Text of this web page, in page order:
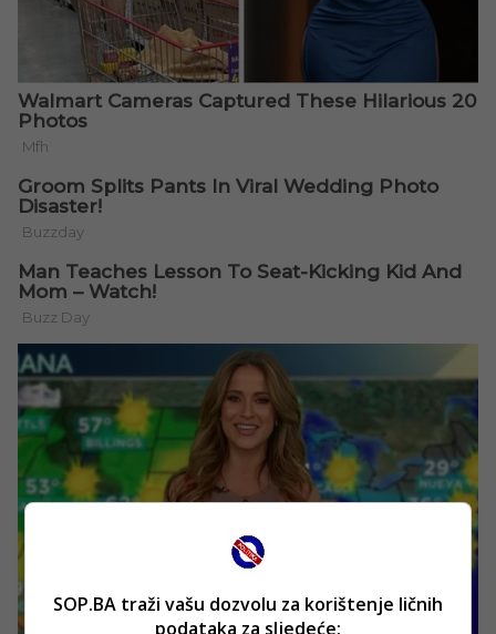
SOP.BA traži vašu dozvolu za korištenje ličnih
podataka za sljedeće: